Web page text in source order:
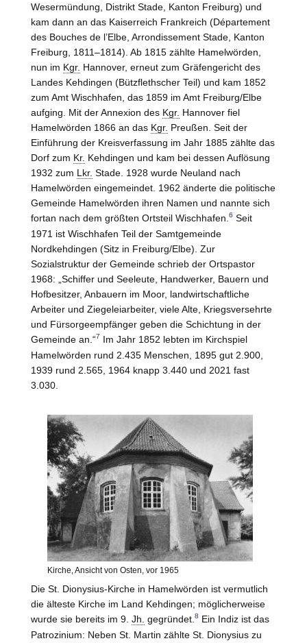
Wesermündung, Distrikt Stade, Kanton Freiburg) und
kam dann an das Kaiserreich Frankreich (Département
des Bouches de l’Elbe, Arrondissement Stade, Kanton
Freiburg , 1811–1814). Ab 1815 zählte Hamelwörden,
nun im Kgr. Hannover, erneut zum Gräfengericht des
Landes Kehdingen (Bützflethscher Teil) und kam 1852
zum Amt Wischhafen , das 1859 im Amt Freiburg/Elbe
aufging. Mit der Annexion des Kgr. Hannoverfiel
Hamelwörden 1866 an das Kgr. Preußen. Seit der
Einführung der Kreisverfassung im Jahr 1885 zählte das
Dorf zum Kr. Kehdingen und kam bei dessen Auflösung
1932 zum Lkr. Stade. 1928 wurde Neuland nach
Hamelwörden eingemeindet. 1962 änderte die politische
Gemeinde Hamelwörden ihren Namen und nannte sich
fortan nach dem größten Ortsteil Wischhafen. 6 Seit
1971 ist Wischhafen Teil der Samtgemeinde
Nordkehdingen (Sitz in Freiburg/Elbe). Zur
Sozialstruktur der Gemeinde schrieb der Ortspastor
1968: „Schiffer und Seeleute, Handwerker, Bauern und
Hofbesitzer, Anbauern im Moor, landwirtschaftliche
Arbeiter und Ziegeleiarbeiter, viele Alte, Kriegsversehrte
und Fürsorgeempfänger geben die Schichtung in der
Gemeinde an.“7 Im Jahr 1852 lebten im Kirchspiel
Hamelwörden rund 2.435 Menschen, 1895 gut 2.900,
1939 rund 2.565, 1964 knapp 3.440 und 2021 fast
3.030.
Kirche, Ansicht von Osten, vor 1965
Die St. Dionysius-Kirche in Hamelwörden ist vermutlich
die älteste Kirche im Land Kehdingen; möglicherweise
wurde sie bereits im 9. Jh. gegründet. 8 Ein Indiz ist das
Patrozinium: Neben St. Martin zählte St. Dionysius zu